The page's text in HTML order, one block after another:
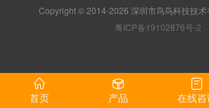
Copyright © 2014-2026 深圳市鸟鸟科技技术
粤ICP备19102876号-2
首页 产品 在线咨